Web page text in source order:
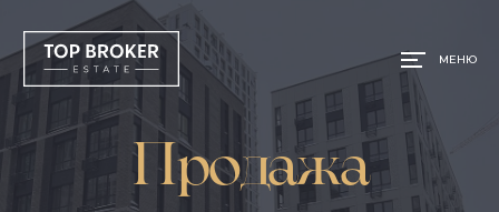
МЕНЮ
Продажа